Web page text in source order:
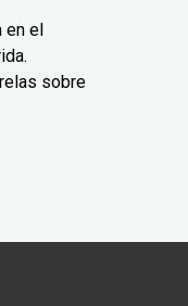
en el
sobre